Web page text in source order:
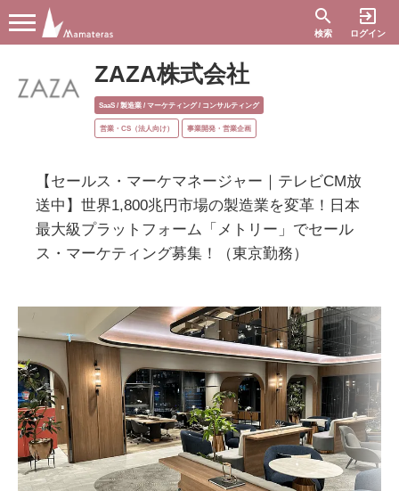
search
検索
exit_to_app
ログイン
ZAZA株式会社
SaaS / 製造業 / マーケティング / コンサルティング
営業・CS（法人向け） 事業開発・営業企画
【セールス・マーケマネージャー｜テレビCM放
送中】世界1,800兆円市場の製造業を変革！日本
最大級プラットフォーム「メトリー」でセール
ス・マーケティング募集！（東京勤務）